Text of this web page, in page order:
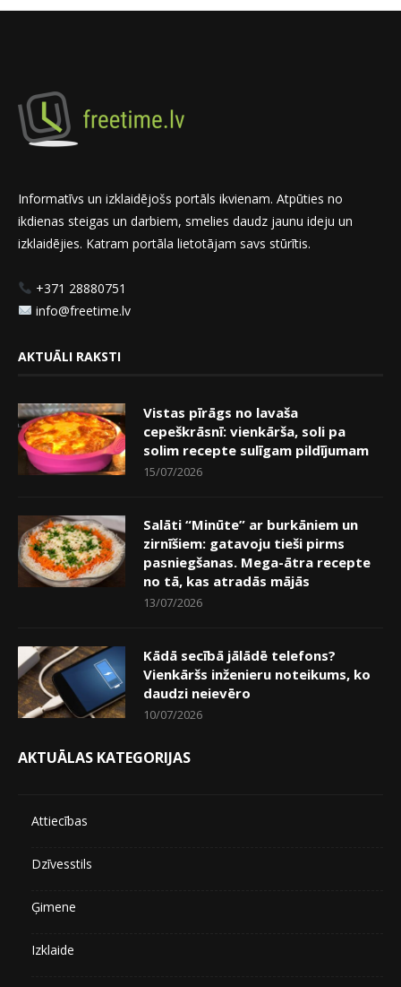
Informatīvs un izklaidējošs portāls ikvienam. Atpūties no
ikdienas steigas un darbiem, smelies daudz jaunu ideju un
izklaidējies. Katram portāla lietotājam savs stūrītis.
+371 28880751
info@freetime.lv
AKTUĀLI RAKSTI
Vistas pīrāgs no lavaša
cepeškrāsnī: vienkārša, soli pa
solim recepte sulīgam pildījumam
15/07/2026
Salāti “Minūte” ar burkāniem un
zirnīšiem: gatavoju tieši pirms
pasniegšanas. Mega-ātra recepte
no tā, kas atradās mājās
13/07/2026
Kādā secībā jālādē telefons?
Vienkāršs inženieru noteikums, ko
daudzi neievēro
10/07/2026
AKTUĀLAS KATEGORIJAS
Attiecības
Dzīvesstils
Ģimene
Izklaide